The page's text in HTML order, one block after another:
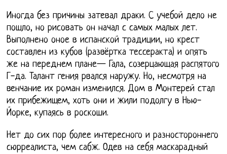
Иногда без причины затевал драки. С учебой дело не
пошло, но рисовать он начал с самых малых лет.
Выполнено оное в испанской традиции, но крест
составлен из кубов (развёртка тессеракта) и опять
же на переднем плане— Гала, созерцающая распятого
Г-да. Талант гения рвался наружу. Но, несмотря на
венчание их роман изменился. Дом в Монтерей стал
их прибежищем, хоть они и жили подолгу в Нью-
Йорке, купаясь в роскоши.
Нет до сих пор более интересного и разностороннего
сюрреалиста, чем сабж. Одев на себя маскарадный